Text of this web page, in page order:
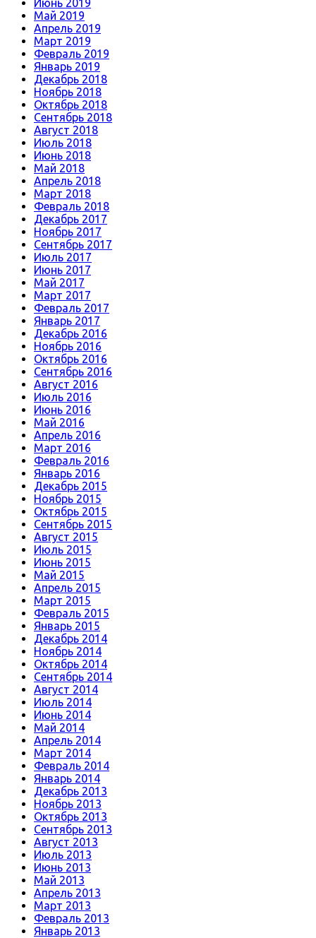
Июнь 2019
Май 2019
Апрель 2019
Март 2019
Февраль 2019
Январь 2019
Декабрь 2018
Ноябрь 2018
Октябрь 2018
Сентябрь 2018
Август 2018
Июль 2018
Июнь 2018
Май 2018
Апрель 2018
Март 2018
Февраль 2018
Декабрь 2017
Ноябрь 2017
Сентябрь 2017
Июль 2017
Июнь 2017
Май 2017
Март 2017
Февраль 2017
Январь 2017
Декабрь 2016
Ноябрь 2016
Октябрь 2016
Сентябрь 2016
Август 2016
Июль 2016
Июнь 2016
Май 2016
Апрель 2016
Март 2016
Февраль 2016
Январь 2016
Декабрь 2015
Ноябрь 2015
Октябрь 2015
Сентябрь 2015
Август 2015
Июль 2015
Июнь 2015
Май 2015
Апрель 2015
Март 2015
Февраль 2015
Январь 2015
Декабрь 2014
Ноябрь 2014
Октябрь 2014
Сентябрь 2014
Август 2014
Июль 2014
Июнь 2014
Май 2014
Апрель 2014
Март 2014
Февраль 2014
Январь 2014
Декабрь 2013
Ноябрь 2013
Октябрь 2013
Сентябрь 2013
Август 2013
Июль 2013
Июнь 2013
Май 2013
Апрель 2013
Март 2013
Февраль 2013
Январь 2013